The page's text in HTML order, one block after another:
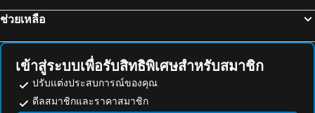
Yunokawa Onsen hot spring
Event Hall Cremona
Hakodate Park
Mount Hakodate
Noboribetsu cherry blossoms
ช่วยเหลือ
เข้าสู่ระบบเพื่อรับสิทธิพิเศษสำหรับสมาชิก
ปรับแต่งประสบการณ์ของคุณ
ดีลสมาชิกและราคาสมาชิก